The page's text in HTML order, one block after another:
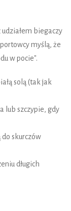
biegaczy
myślą, że
w pocie".
solą (tak jak
lub szczypie, gdy
skurczów
długich